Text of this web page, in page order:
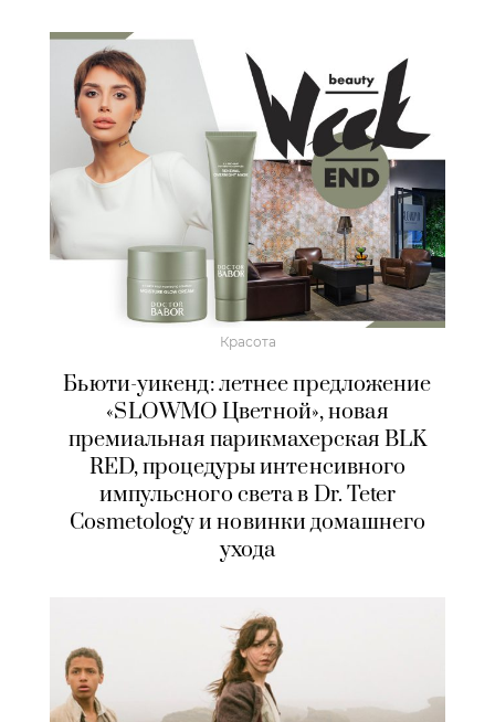
Красота
Бьюти-уикенд: летнее предложение
«SLOWMO Цветной», новая
премиальная парикмахерская BLK
RED, процедуры интенсивного
импульсного света в Dr. Teter
Cosmetology и новинки домашнего
ухода